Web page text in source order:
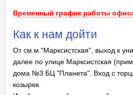
Временный график работы
Как к нам дойти
От см.м."Марксистская", выход к
далее по улице Марксистская
дома №3 БЦ "Планета". Вход с
козырек.